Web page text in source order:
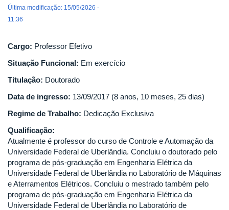
Última modificação: 15/05/2026 -
11:36
Cargo: Professor Efetivo
Situação Funcional: Em exercício
Titulação: Doutorado
Data de ingresso: 13/09/2017 (8 anos, 10 meses, 25 dias)
Regime de Trabalho: Dedicação Exclusiva
Qualificação:
Atualmente é professor do curso de Controle e Automação da
Universidade Federal de Uberlândia. Concluiu o doutorado pelo
programa de pós-graduação em Engenharia Elétrica da
Universidade Federal de Uberlândia no Laboratório de Máquinas
e Aterramentos Elétricos. Concluiu o mestrado também pelo
programa de pós-graduação em Engenharia Elétrica da
Universidade Federal de Uberlândia no Laboratório de